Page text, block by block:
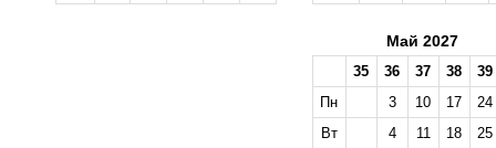
Май 2027
35 36 37 38
39
Пн
3 10 17
24
Вт
4 11 18
25